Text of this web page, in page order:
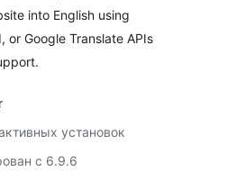
into English using
or Google Translate APIs
установок
с 6.9.6